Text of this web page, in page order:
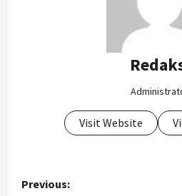
Visit Website
P
Previous: